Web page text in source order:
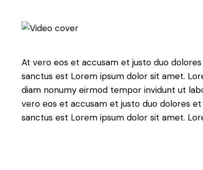
At vero eos et accusam et justo duo
sanctus est Lorem ipsum dolor sit amet.
diam nonumy eirmod tempor invidunt ut
vero eos et accusam et justo duo dolores
sanctus est Lorem ipsum dolor sit amet.